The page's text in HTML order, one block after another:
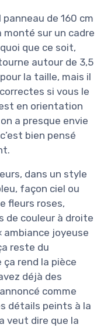
de 160 cm
monté sur un cadre
que ce soit,
autour de 3,5
la taille, mais il
si vous le
en orientation
a presque envie
bien pensé
dans un style
façon ciel ou
fleurs roses,
de couleur à droite
ambiance joyeuse
reste du
rend la pièce
déjà des
comme
détails peints à la
veut dire que la